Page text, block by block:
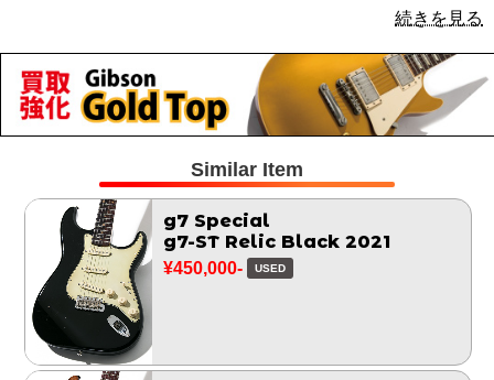
続きを見る
Similar Item
g7 Special
g7-ST Relic Black 2021
¥450,000- USED